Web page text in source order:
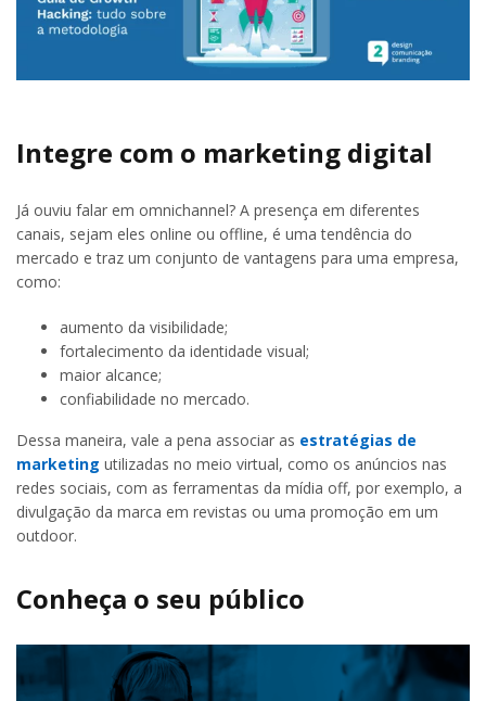
Integre com o marketing digital
Já ouviu falar em omnichannel? A presença em diferentes
canais, sejam eles online ou offline, é uma tendência do
mercado e traz um conjunto de vantagens para uma empresa,
como:
aumento da visibilidade;
fortalecimento da identidade visual;
maior alcance;
confiabilidade no mercado.
Dessa maneira, vale a pena associar as estratégias de
marketing utilizadas no meio virtual, como os anúncios nas
redes sociais, com as ferramentas da mídia off, por exemplo, a
divulgação da marca em revistas ou uma promoção em um
outdoor.
Conheça o seu público